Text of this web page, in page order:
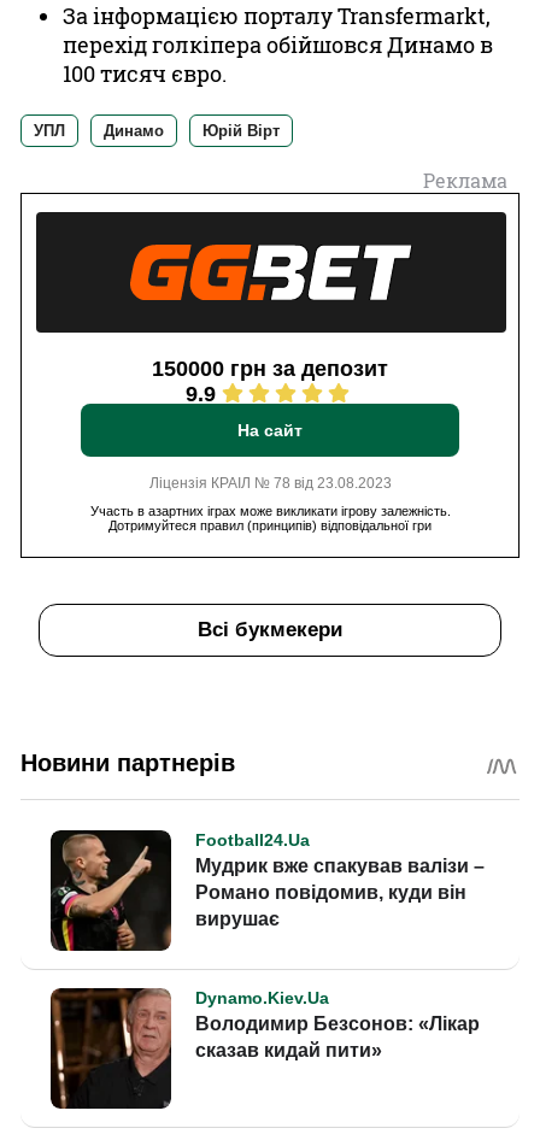
За інформацією порталу Transfermarkt,
перехід голкіпера обійшовся Динамо в
100 тисяч євро.
УПЛ Динамо Юрій Вірт
Реклама
150000 грн за депозит
9.9
На сайт
Ліцензія КРАІЛ № 78 від 23.08.2023
Участь в азартних іграх може викликати ігрову залежність.
Дотримуйтеся правил (принципів) відповідальної гри
Всі букмекери